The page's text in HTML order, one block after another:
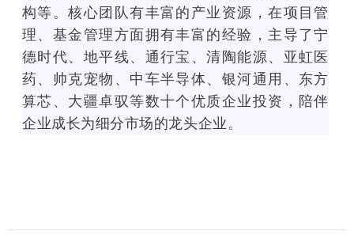
"
f
l
a
t
:
l
f
l
o
a
t
:
构等。核心团队有丰富的产业资源，在项目管
理、基金管理方面拥有丰富的经验，主导了宁
德时代、地平线、通行宝、清陶能源、亚虹医
药、帅克宠物、中车半导体、银河通用、东方
算芯、大疆卓驭等数十个优质企业投资，陪伴
企业成长为细分市场的龙头企业。